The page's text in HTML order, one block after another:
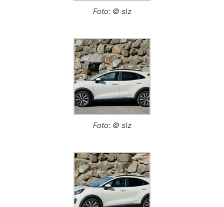
Foto: © slz
Foto: © slz